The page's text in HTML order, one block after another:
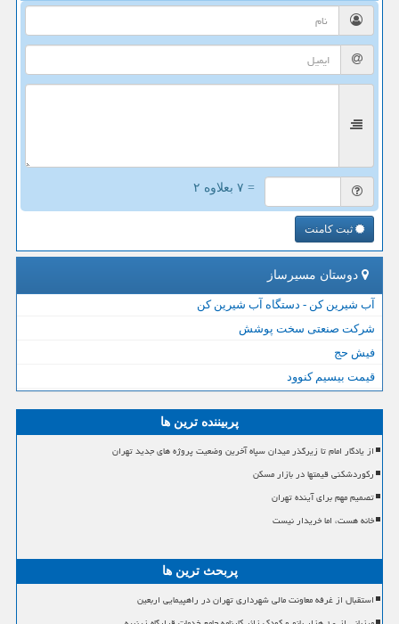
= ۷ بعلاوه ۲
ثبت کامنت
دوستان مسیرساز
آب شیرین کن - دستگاه آب شیرین کن
شرکت صنعتی سخت پوشش
فیش حج
قیمت بیسیم کنوود
پربیننده ترین ها
از یادگار امام تا زیرگذر میدان سپاه آخرین وضعیت پروژه های جدید تهران
رکوردشکنی قیمتها در بازار مسکن
تصمیم مهم برای آینده تهران
خانه هست، اما خریدار نیست
پربحث ترین ها
استقبال از غرفه معاونت مالی شهرداری تهران در راهپیمایی اربعین